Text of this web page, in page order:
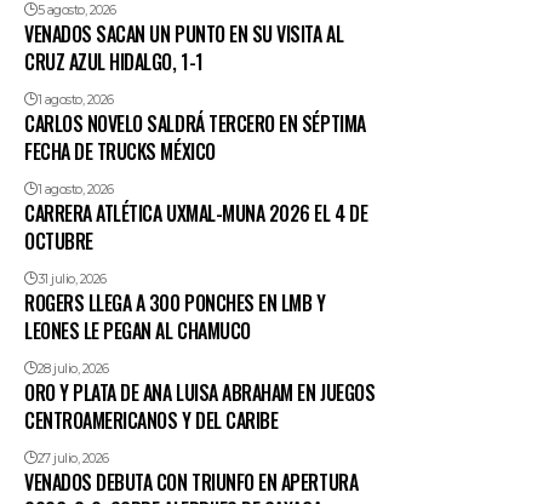
5 agosto, 2026
VENADOS SACAN UN PUNTO EN SU VISITA AL
CRUZ AZUL HIDALGO, 1-1
1 agosto, 2026
CARLOS NOVELO SALDRÁ TERCERO EN SÉPTIMA
FECHA DE TRUCKS MÉXICO
1 agosto, 2026
CARRERA ATLÉTICA UXMAL-MUNA 2026 EL 4 DE
OCTUBRE
31 julio, 2026
ROGERS LLEGA A 300 PONCHES EN LMB Y
LEONES LE PEGAN AL CHAMUCO
28 julio, 2026
ORO Y PLATA DE ANA LUISA ABRAHAM EN JUEGOS
CENTROAMERICANOS Y DEL CARIBE
27 julio, 2026
VENADOS DEBUTA CON TRIUNFO EN APERTURA